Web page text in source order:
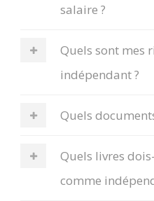
salaire ?
Quels sont mes
indépendant ?
Quels
Quels livres
comme